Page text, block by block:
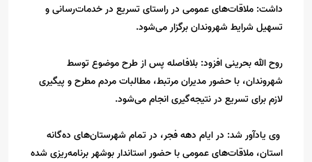
داشت: ملاقات‌های عمومی در راستای تسریع در خدمات‌رسانی و
تسهیل شرایط شهروندان برگزار می‌شود.
روح الله بحرینی افزود: بلافاصله پس از طرح موضوع توسط
شهروندان، با حضور مدیران مرتبط، مطالبات مردم مطرح و پیگیری
لازم برای تسریع در نتیجه‌گیری انجام می‌شود.
وی یادآور شد: در ایام دهه فجر، در تمام شهرستان‌های ده‌گانه
استان، ملاقات‌های عمومی با حضور استاندار بوشهر برنامه‌ریزی شده